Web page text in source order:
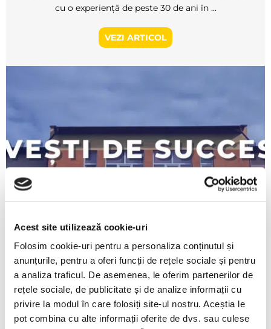
Acest site utilizează cookie-uri
Folosim cookie-uri pentru a personaliza conținutul și
anunțurile, pentru a oferi funcții de rețele sociale și pentru
a analiza traficul. De asemenea, le oferim partenerilor de
rețele sociale, de publicitate și de analize informații cu
privire la modul în care folosiți site-ul nostru. Aceștia le
pot combina cu alte informații oferite de dvs. sau culese
cu o experiență de peste 30 de ani în ...
VEZI ARTICOL
MAI